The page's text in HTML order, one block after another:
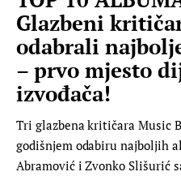
Glazbeni
odabrali
– prvo mjesto
izvođača!
Tri glazbena kritičara Music
godišnjem odabiru najboljih
Abramović i Zvonko Slišurić